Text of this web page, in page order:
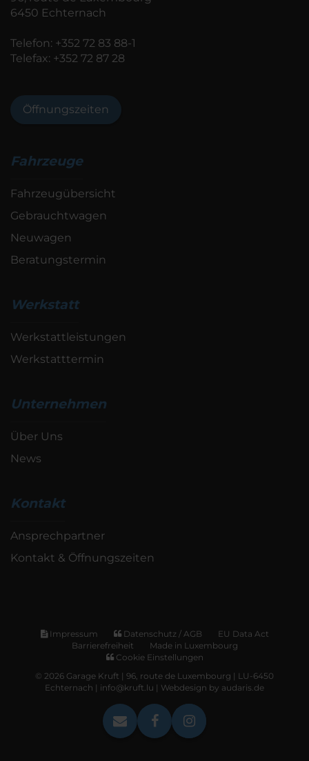
6450 Echternach
Telefon: +352 72 83 88-1
Telefax: +352 72 87 28
Öffnungszeiten
Fahrzeuge
Fahrzeugübersicht
Gebrauchtwagen
Neuwagen
Beratungstermin
Werkstatt
Werkstattleistungen
Werkstatttermin
Unternehmen
Über Uns
News
Kontakt
Ansprechpartner
Kontakt & Öffnungszeiten
Impressum Datenschutz / AGB
EU Data Act
Barrierefreiheit
Made in Luxembourg
Cookie Einstellungen
© 2026 Garage Kruft | 96, route de Luxembourg | LU-6450
Echternach | info@kruft.lu | Webdesign by audaris.de